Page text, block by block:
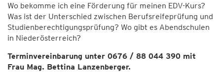
Wo bekomme ich eine Förderung für meinen EDV-Kurs?
Was ist der Unterschied zwischen Berufsreifeprüfung und
Studienberechtigungsprüfung? Wo gibt es Abendschulen
in Niederösterreich?
Terminvereinbarung unter 0676 / 88 044 390 mit
Frau Mag. Bettina Lanzenberger.